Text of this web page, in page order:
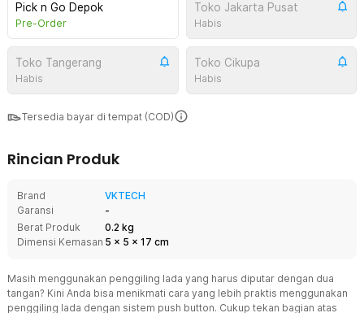
Pick n Go Depok
Pre-Order
Toko Jakarta Pusat
Habis
Toko Tangerang
Habis
Toko Cikupa
Habis
Tersedia bayar di tempat (COD)
Rincian Produk
Brand
VKTECH
Garansi
-
Berat Produk
0.2 kg
Dimensi Kemasan 5 x 5 x 17 cm
Masih menggunakan penggiling lada yang harus diputar dengan dua
tangan? Kini Anda bisa menikmati cara yang lebih praktis menggunakan
penggiling lada dengan sistem push button. Cukup tekan bagian atas